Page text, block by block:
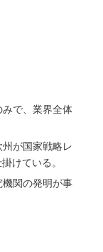
で、業界全体
が国家戦略レ
けている。
関の発明が事